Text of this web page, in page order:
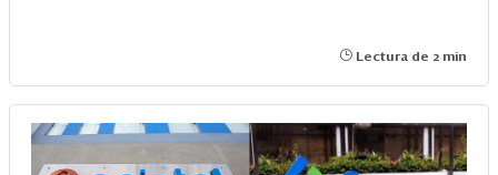
Lectura de 2 min